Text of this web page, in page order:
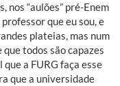
nos “aulões” pré-Enem
que eu sou, e
plateias, mas num
todos são capazes
a FURG faça esse
que a universidade